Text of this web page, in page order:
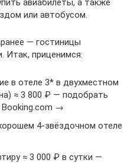
авиабилеты, а также
или автобусом.
— гостиницы
Итак, приценимся:
в отеле 3* в двухместном
≈ 3 800 ₽ — подобрать
Booking.com →
4-звёздочном отеле
≈ 3 000 ₽ в сутки —